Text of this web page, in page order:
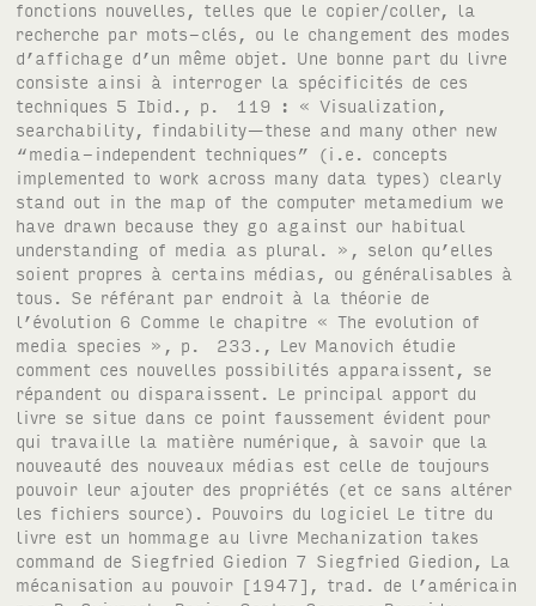
fonctions nouvelles, telles que le copier/coller, la
recherche par mots-clés, ou le changement des modes
d’affichage d’un même objet. Une bonne part du livre
consiste ainsi à interroger la spécificités de ces
techniques 5 Ibid., p. 119 : « Visualization,
searchability, findability—these and many other new
“media-independent techniques” (i.e. concepts
implemented to work across many data types) clearly
stand out in the map of the computer metamedium we
have drawn because they go against our habitual
understanding of media as plural. », selon qu’elles
soient propres à certains médias, ou généralisables à
tous. Se référant par endroit à la théorie de
l’évolution 6 Comme le chapitre « The evolution of
media species », p. 233., Lev Manovich étudie
comment ces nouvelles possibilités apparaissent, se
répandent ou disparaissent. Le principal apport du
livre se situe dans ce point faussement évident pour
qui travaille la matière numérique, à savoir que la
nouveauté des nouveaux médias est celle de toujours
pouvoir leur ajouter des propriétés (et ce sans altérer
les fichiers source). Pouvoirs du logiciel Le titre du
livre est un hommage au livre Mechanization takes
command de Siegfried Giedion 7 Siegfried Giedion, La
mécanisation au pouvoir [1947], trad. de l’américain